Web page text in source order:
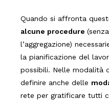
Quando si affronta
alcune procedure
l’aggregazione)
la pianificazione del
possibili. Nelle modalità
definire anche delle
rete per gratificare tutti